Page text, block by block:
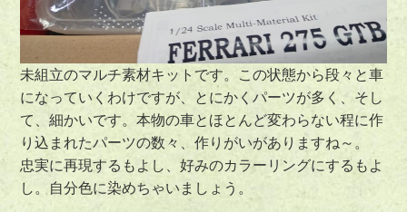
未組立のマルチ素材キットです。この状態から段々と車
になっていくわけですが、とにかくパーツが多く、そし
て、細かいです。本物の車とほとんど変わらない程に作
り込まれたパーツの数々、作りがいがありますね～。
忠実に再現するもよし、好みのカラーリングにするもよ
し。自分色に染めちゃいましょう。